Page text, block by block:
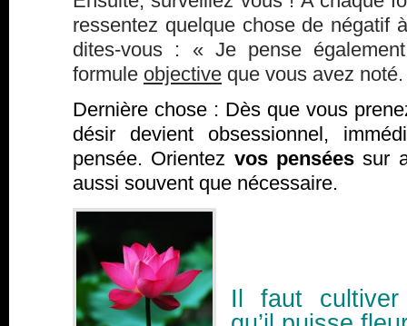
ressentez quelque chose de négatif
dites-vous : « Je pense
formule objective que vous avez
Dernière chose : Dès que vous
désir devient obsessionnel,
pensée. Orientez vos pensées sur
aussi souvent que nécessaire.
Il faut